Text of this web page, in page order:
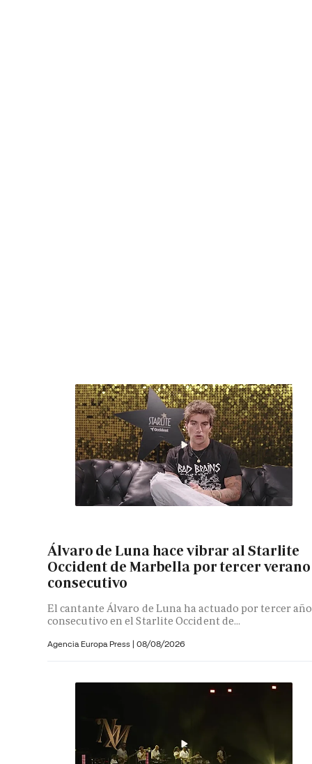
Álvaro de Luna hace vibrar al Starlite
Occident de Marbella por tercer verano
consecutivo
El cantante Álvaro de Luna ha actuado por tercer año
consecutivo en el Starlite Occident de...
Agencia Europa Press | 08/08/2026